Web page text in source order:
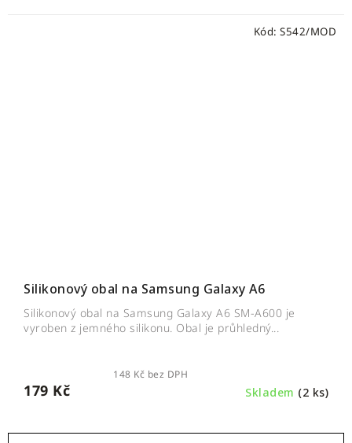
Silikonový obal na Samsung Galaxy A6
Skladem (2 ks)
148 Kč bez DPH
179 Kč
Silikonový obal na Samsung Galaxy A6 SM-A600 je
vyroben z jemného silikonu. Obal je průhledný...
Kód: S542/MOD